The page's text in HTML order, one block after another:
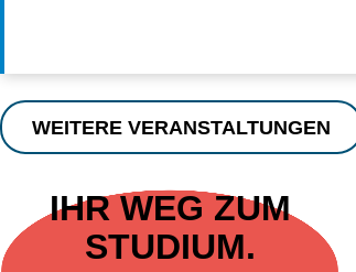
WEITERE VERANSTALTUNGEN
IHR WEG ZUM
STUDIUM.